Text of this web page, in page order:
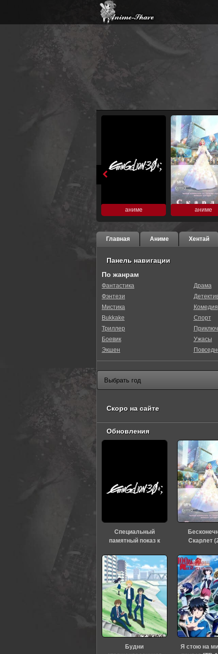
аниме аниме
Главная Аниме Хентай
Панель навигации
По жанрам
Фантастика
Фэнтези
Мистика
Bukkake
Триллер
Боевик
Экшен
Драма
Комедия
Спорт
Ужасы
Скоро на сайте
Обновления
Специальный
памятный показ к
«Евангелиона» (2026)
Скарлет
Будни
Я стою на